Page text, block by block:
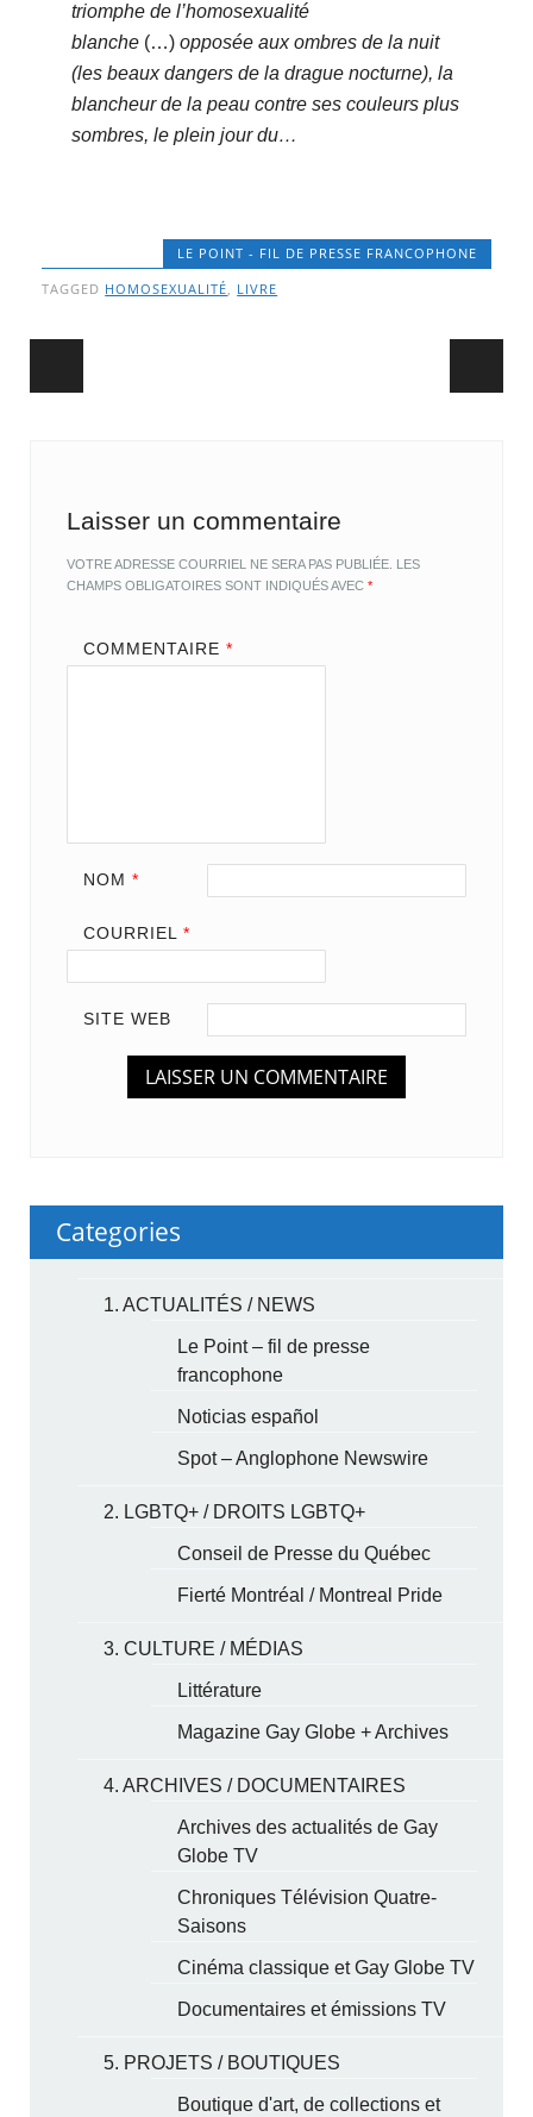
triomphe de l’homosexualité
blanche (…)opposée aux ombres de la nuit
(les beaux dangers de la drague nocturne), la
blancheur de la peau contre ses couleurs plus
sombres, le plein jour du…
LE POINT - FIL DE PRESSE FRANCOPHONE
TAGGED HOMOSEXUALITÉ, LIVRE
Post navigation
Laisser un commentaire
VOTRE ADRESSE COURRIEL NE SERA PAS PUBLIÉE. LES
CHAMPS OBLIGATOIRES SONT INDIQUÉS AVEC*
COMMENTAIRE *
NOM *
COURRIEL *
SITE WEB
Categories
1. ACTUALITÉS / NEWS
Le Point – fil de presse
francophone
Noticias español
Spot – Anglophone Newswire
2. LGBTQ+ / DROITS LGBTQ+
Conseil de Presse du Québec
Fierté Montréal / Montreal Pride
3. CULTURE / MÉDIAS
Littérature
Magazine Gay Globe + Archives
4. ARCHIVES / DOCUMENTAIRES
Archives des actualités de Gay
Globe TV
Chroniques Télévision Quatre-
Saisons
Cinéma classique et Gay Globe TV
Documentaires et émissions TV
5. PROJETS / BOUTIQUES
Boutique d'art, de collections et